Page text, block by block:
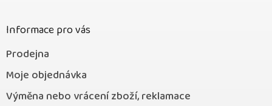
Informace pro vás
Prodejna
Moje objednávka
Výměna nebo vrácení zboží, reklamace